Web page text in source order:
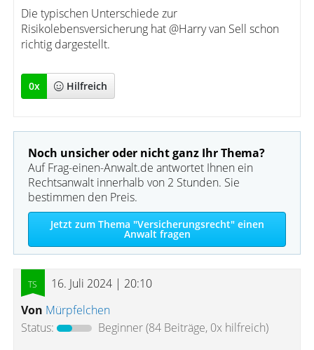
Die typischen Unterschiede zur
Risikolebensversicherung hat @Harry van Sell schon
richtig dargestellt.
0x Hilfreich
Noch unsicher oder nicht ganz Ihr Thema?
Auf Frag-einen-Anwalt.de antwortet Ihnen ein
Rechtsanwalt innerhalb von 2 Stunden. Sie
bestimmen den Preis.
Jetzt zum Thema "Versicherungsrecht" einen
Anwalt fragen
16. Juli 2024 | 20:10
Von Mürpfelchen
Status:
Beginner(84 Beiträge, 0x hilfreich)